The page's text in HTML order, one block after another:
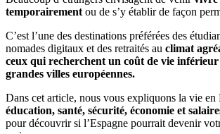
temporairementou de s’y établir de façon
C’est l’une des destinations préférées des
nomades digitaux et des retraités au climat
ceux qui recherchent un coût de vie inférieur
grandes villes européennes.
Dans cet article, nous vous expliquons la vie en
éducation, santé, sécurité, économie et
pour découvrir si l’Espagne pourrait devenir